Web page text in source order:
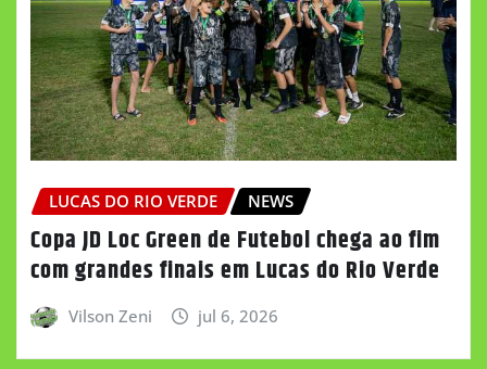
LUCAS DO RIO VERDE NEWS
Copa JD Loc Green de Futebol chega ao fim
com grandes finais em Lucas do Rio Verde
Vilson Zeni jul 6, 2026